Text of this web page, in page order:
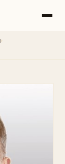
›